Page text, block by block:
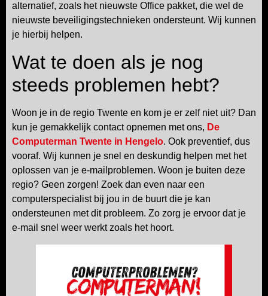
alternatief, zoals het nieuwste Office pakket, die wel de
nieuwste beveiligingstechnieken ondersteunt. Wij kunnen
je hierbij helpen.
Wat te doen als je nog
steeds problemen hebt?
Woon je in de regio Twente en kom je er zelf niet uit? Dan
kun je gemakkelijk contact opnemen met ons, De
Computerman Twente in Hengelo. Ook preventief, dus
vooraf. Wij kunnen je snel en deskundig helpen met het
oplossen van je e-mailproblemen. Woon je buiten deze
regio? Geen zorgen! Zoek dan even naar een
computerspecialist bij jou in de buurt die je kan
ondersteunen met dit probleem. Zo zorg je ervoor dat je
e-mail snel weer werkt zoals het hoort.